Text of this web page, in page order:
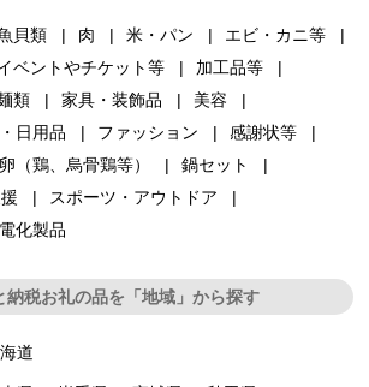
貝類 肉 米・パン
エビ・カニ等
ベントやチケット等
加工品等
類 家具・装飾品
美容
日用品 ファッション
感謝状等
卵（鶏、烏骨鶏等）
鍋セット
スポーツ・アウトドア
電化製品
納税お礼の品を「地域」から探す
道